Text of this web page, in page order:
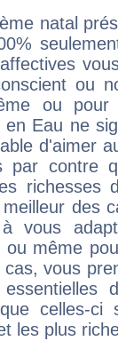
natal
ou
ou
en Eau ne
d'aimer
par contre
richesses
des
vous
ou même
cas, vous
celles-
les plus